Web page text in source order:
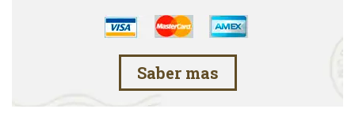
Saber mas